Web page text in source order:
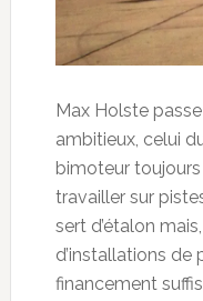
Max Holste
ambitieux, celui
bimoteur
travailler sur
sert d’étalon
d’installations de
financement